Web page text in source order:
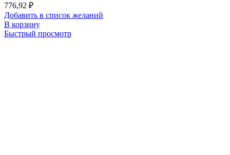
776,92 ₽
Добавить в список желаний
В корзину
Быстрый просмотр